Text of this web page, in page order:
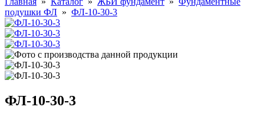
подушки ФЛ » ФЛ-10-30-3
ФЛ-10-30-3